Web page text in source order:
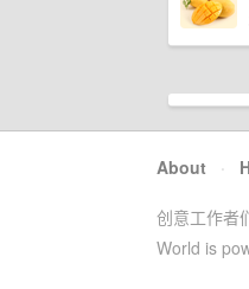
About ·
创意工作者
World is